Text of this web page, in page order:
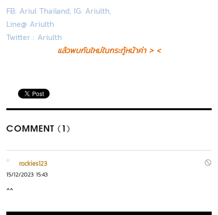
FB: Ariul Thailand, IG: Ariulth,
Line@ Ariulth
Twitter : Ariulth
แล้วพบกันใหม่ในกระทู้หน้าค่า > <
COMMENT (1)
rockies123
15/12/2023 15:43
^^